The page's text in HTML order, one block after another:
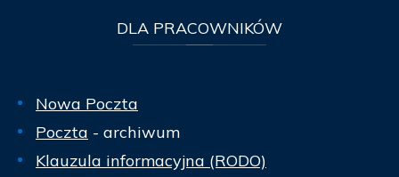
DLA PRACOWNIKÓW
Nowa Poczta
Poczta - archiwum
Klauzula informacyjna (RODO)